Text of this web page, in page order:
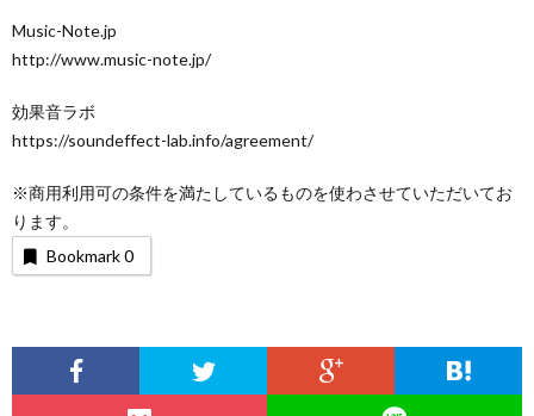
Music-Note.jp
http://www.music-note.jp/
効果音ラボ
https://soundeffect-lab.info/agreement/
※商用利用可の条件を満たしているものを使わさせていただいてお
ります。
Bookmark0